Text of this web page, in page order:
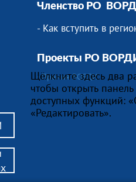
Членство РО
- Как вступить в
Проекты РО
- Премия ВОРДИ
Щёлкните здесь два
чтобы открыть
доступных функций:
«Редактировать».